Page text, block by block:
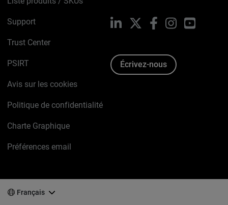
Support
Trust Center
PSIRT
Avis sur les cookies
Politique de confidentialité
Charte Graphique
Préférences email
LinkedIn FacebookInstagramYouTube
Écrivez-nous
Français